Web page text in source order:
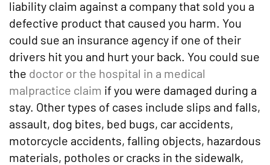
liability claim against a company that sold you a
defective product that caused you harm. You
could sue an insurance agency if one of their
drivers hit you and hurt your back. You could sue
the doctor or the hospital in a medical
malpractice claim if you were damaged during a
stay. Other types of cases include slips and falls,
assault, dog bites, bed bugs, car accidents,
motorcycle accidents, falling objects, hazardous
materials, potholes or cracks in the sidewalk,